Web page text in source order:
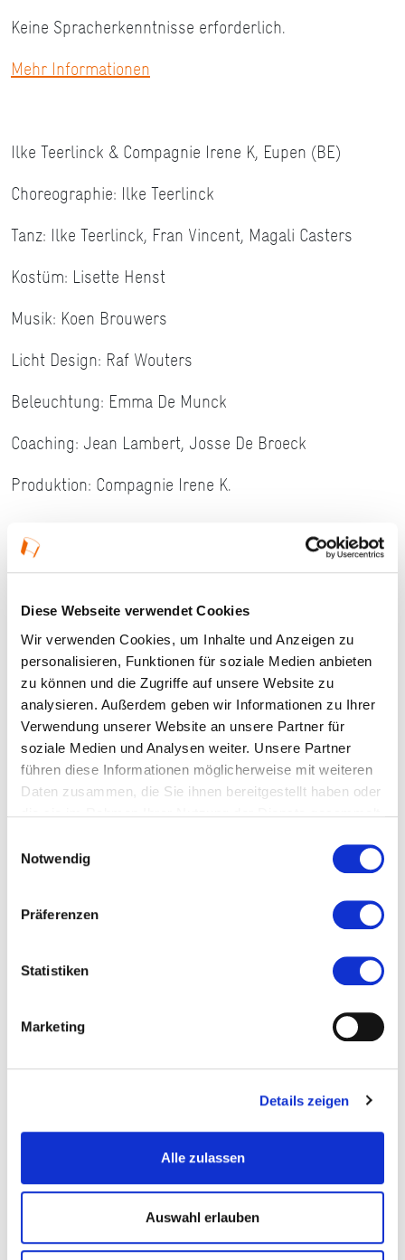
Diese Webseite verwendet Cookies
Wir verwenden Cookies, um Inhalte und Anzeigen zu
personalisieren, Funktionen für soziale Medien anbieten
zu können und die Zugriffe auf unsere Website zu
analysieren. Außerdem geben wir Informationen zu Ihrer
Verwendung unserer Website an unsere Partner für
soziale Medien und Analysen weiter. Unsere Partner
führen diese Informationen möglicherweise mit weiteren
Daten zusammen, die Sie ihnen bereitgestellt haben oder
Notwendig
Präferenzen
Statistiken
Marketing
Details zeigen
Alle zulassen
Auswahl erlauben
Keine Spracherkenntnisse erforderlich.
Mehr Informationen
Ilke Teerlinck & Compagnie Irene K, Eupen (BE)
Choreographie: Ilke Teerlinck
Tanz: Ilke Teerlinck, Fran Vincent, Magali Casters
Kostüm: Lisette Henst
Musik: Koen Brouwers
Licht Design: Raf Wouters
Beleuchtung: Emma De Munck
Coaching: Jean Lambert, Josse De Broeck
Produktion: Compagnie Irene K.
Details
am Main
Veranstaltungstyp:Festival
Veranstaltungsformat:Angebot nur für Kinder
Altersgruppe:5+
Kosten und Anmeldung
Ort und Anfahrt